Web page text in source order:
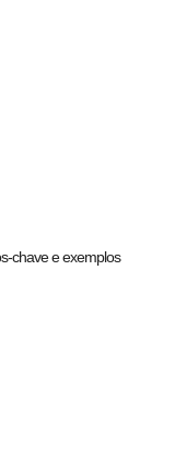
chave e exemplos